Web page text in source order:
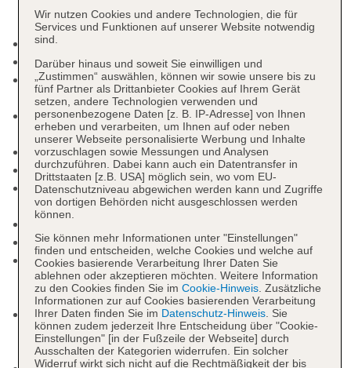
Check-in Zeit ab 14:00 Uhr
Check-out Zeit bis 12:00 Uhr
Early Check-in: gegen Gebühr, Anfrage &
Reservierung notwendig
Late Check-out: gegen Gebühr, Anfrage &
Reservierung notwendig
Hoteleröffnung: 2013
Letzte Komplettrenovierung: 2021
Rezeption: Sprachen: englisch, französisch,
Geldwechsel möglich
Pools: 4
Kinderpool: ohne Gebühr, Outdoor, Süßwasser,
Liegen: ohne Gebühr, Sonnenschirme: ohne
Gebühr, Sonnendächer: ohne Gebühr
Pool „Adult Only Pool“: ab 18 Jahre, ohne
Gebühr, Outdoor, Süßwasser, Liegen: ohne
Gebühr, Sonnenschirme: ohne Gebühr
Wir nutzen Cookies und andere Technologien, die für
Services und Funktionen auf unserer Website notwendig
sind.
Darüber hinaus und soweit Sie einwilligen und
„Zustimmen“ auswählen, können wir sowie unsere bis zu
fünf Partner als Drittanbieter Cookies auf Ihrem Gerät
setzen, andere Technologien verwenden und
personenbezogene Daten [z. B. IP-Adresse] von Ihnen
erheben und verarbeiten, um Ihnen auf oder neben
unserer Webseite personalisierte Werbung und Inhalte
vorzuschlagen sowie Messungen und Analysen
durchzuführen. Dabei kann auch ein Datentransfer in
Drittstaaten [z.B. USA] möglich sein, wo vom EU-
Datenschutzniveau abgewichen werden kann und Zugriffe
von dortigen Behörden nicht ausgeschlossen werden
können.
Sie können mehr Informationen unter "Einstellungen"
finden und entscheiden, welche Cookies und welche auf
Cookies basierende Verarbeitung Ihrer Daten Sie
ablehnen oder akzeptieren möchten. Weitere Information
zu den Cookies finden Sie im Cookie-Hinweis. Zusätzliche
Informationen zur auf Cookies basierenden Verarbeitung
Ihrer Daten finden Sie im Datenschutz-Hinweis. Sie
können zudem jederzeit Ihre Entscheidung über "Cookie-
Einstellungen" [in der Fußzeile der Webseite] durch
Ausschalten der Kategorien widerrufen. Ein solcher
Widerruf wirkt sich nicht auf die Rechtmäßigkeit der bis